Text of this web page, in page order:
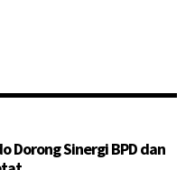
Dorong Sinergi BPD dan